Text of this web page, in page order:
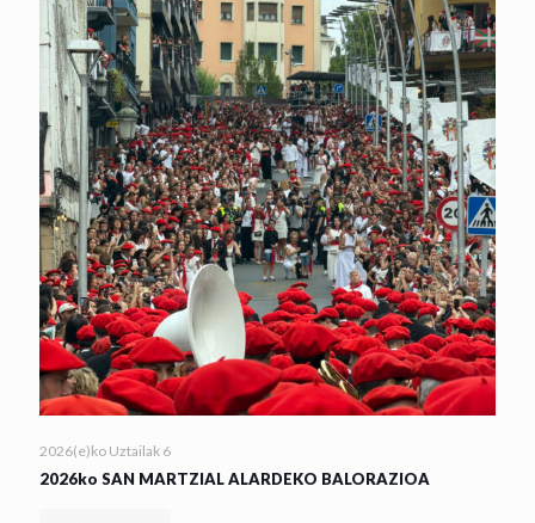
2026(e)ko Uztailak 6
2026ko SAN MARTZIAL ALARDEKO BALORAZIOA